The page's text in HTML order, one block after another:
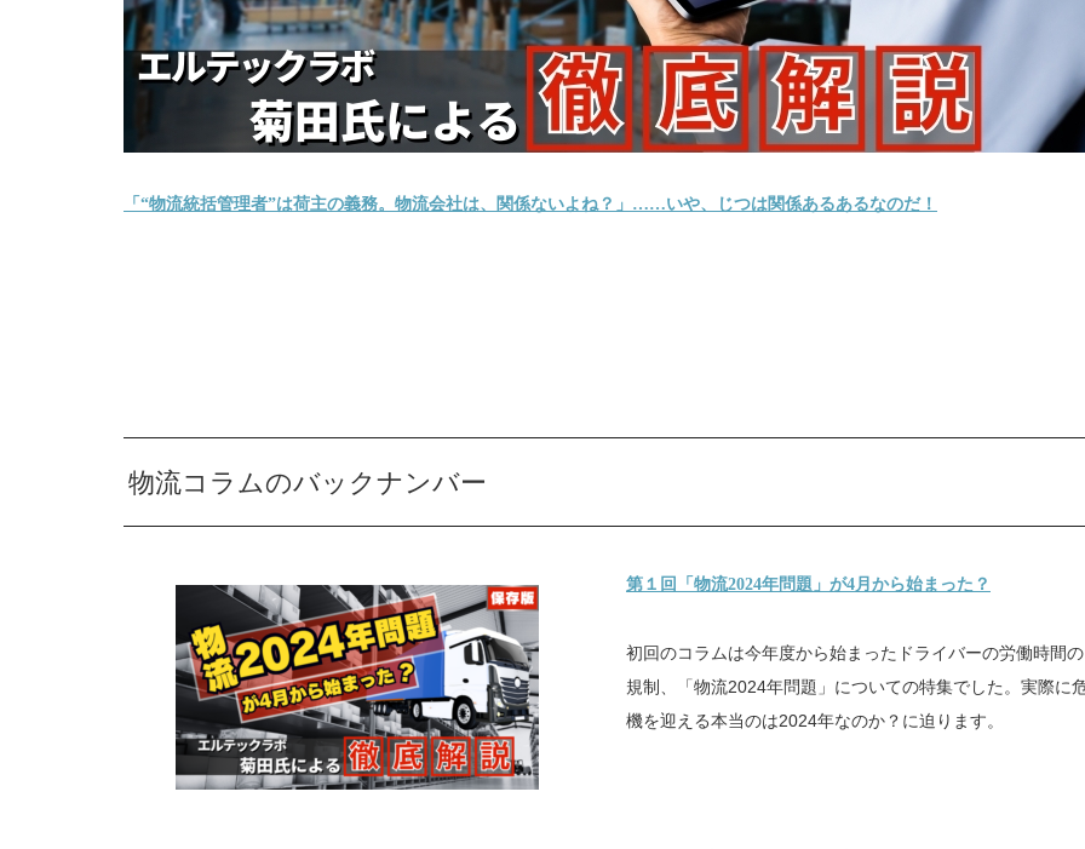
「“物流統括管理者”は荷主の義務。物流会社は、関係ないよね？」……いや、じつは関係あるあるなのだ！
物流コラムのバックナンバー
第１回「物流2024年問題」が4月から始まった？
初回のコラムは今年度から始まったドライバーの労働時間の
規制、「物流2024年問題」についての特集でした。実際に
機を迎える本当のは2024年なのか？に迫ります。